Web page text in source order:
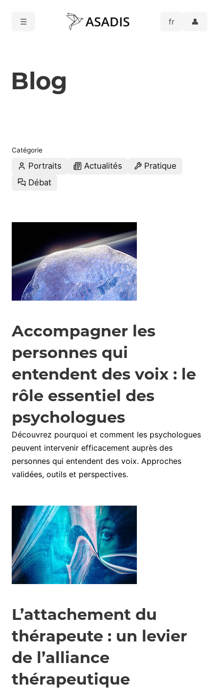
☰ 👤
Blog
Catégorie
Portraits Actualités
Pratique
Débat
Accompagner les
personnes qui
entendent des voix : le
rôle essentiel des
psychologues
Découvrez pourquoi et comment les psychologues
peuvent intervenir efficacement auprès des
personnes qui entendent des voix. Approches
validées, outils et perspectives.
L’attachement du
thérapeute : un levier
de l’alliance
thérapeutique